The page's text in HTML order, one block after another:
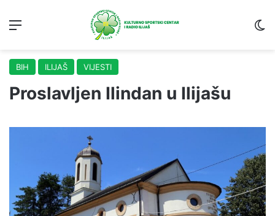
BIH ILIJAŠ VIJESTI
Proslavljen Ilindan u Ilijašu